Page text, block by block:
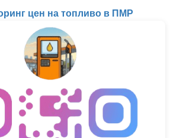
цен на топливо в ПМР